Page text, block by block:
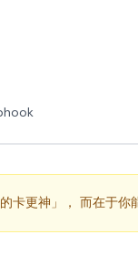
卡更神」， 而在于你